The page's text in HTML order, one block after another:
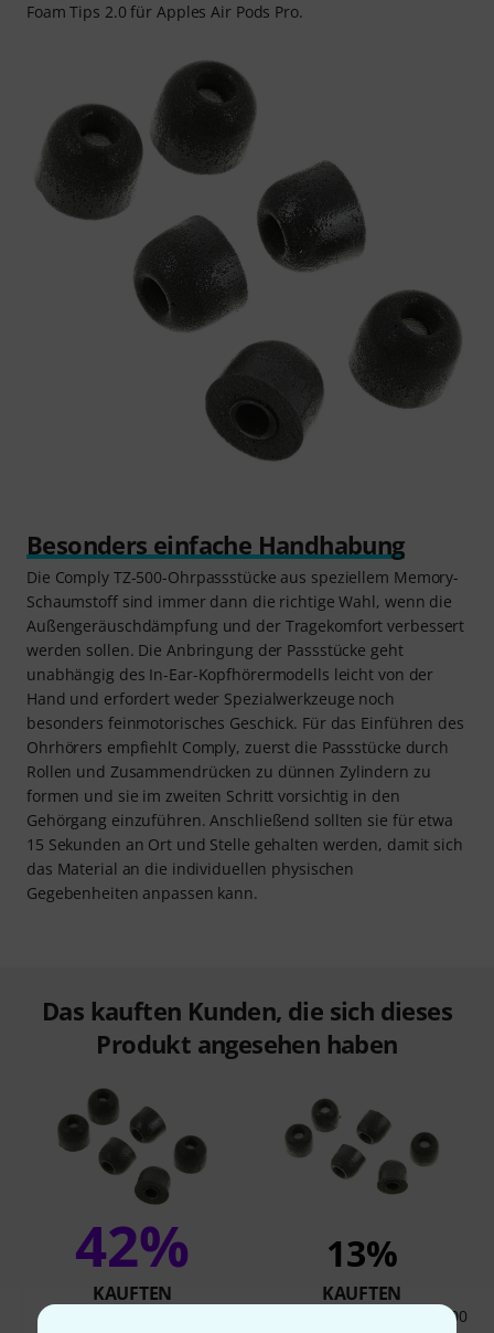
Foam Tips 2.0 für Apples Air Pods Pro.
Besonders einfache Handhabung
Die Comply TZ-500-Ohrpassstücke aus speziellem Memory-
Schaumstoff sind immer dann die richtige Wahl, wenn die
Außengeräuschdämpfung und der Tragekomfort verbessert
werden sollen. Die Anbringung der Passstücke geht
unabhängig des In-Ear-Kopfhörermodells leicht von der
Hand und erfordert weder Spezialwerkzeuge noch
besonders feinmotorisches Geschick. Für das Einführen des
Ohrhörers empfiehlt Comply, zuerst die Passstücke durch
Rollen und Zusammendrücken zu dünnen Zylindern zu
formen und sie im zweiten Schritt vorsichtig in den
Gehörgang einzuführen. Anschließend sollten sie für etwa
15 Sekunden an Ort und Stelle gehalten werden, damit sich
das Material an die individuellen physischen
Gegebenheiten anpassen kann.
Das kauften Kunden, die sich dieses
Produkt angesehen haben
42%
KAUFTEN
13%
KAUFTEN
Comply Isolation Plus TZ-500